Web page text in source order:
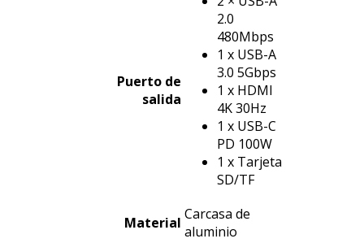
Puerto de
salida
2.0
480Mbps
1 x USB-A
3.0 5Gbps
1 x HDMI
4K 30Hz
1 x USB-C
PD 100W
1 x Tarjeta
SD/TF
Material Carcasa de
aluminio